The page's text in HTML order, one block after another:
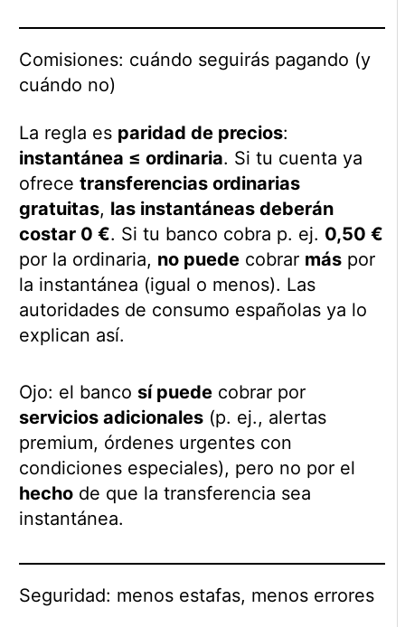
Comisiones: cuándo seguirás pagando (y
cuándo no)
La regla es paridad de precios:
instantánea ≤ ordinaria. Si tu cuenta ya
ofrece transferencias ordinarias
gratuitas, las instantáneas deberán
costar 0 €. Si tu banco cobra p. ej. 0,50 €
por la ordinaria, no puedecobrar máspor
la instantánea (igual o menos). Las
autoridades de consumo españolas ya lo
explican así.
Ojo: el banco sí puedecobrar por
servicios adicionales(p. ej., alertas
premium, órdenes urgentes con
condiciones especiales), pero no por el
hechode que la transferencia sea
instantánea.
Seguridad: menos estafas, menos errores